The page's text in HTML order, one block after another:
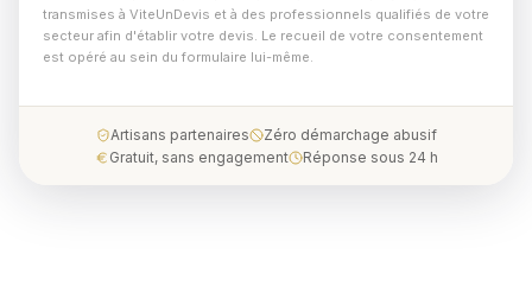
transmises à ViteUnDevis et à des professionnels qualifiés de votre
secteur afin d'établir votre devis. Le recueil de votre consentement
est opéré au sein du formulaire lui-même.
Artisans partenaires
Zéro démarchage abusif
Gratuit, sans engagement
Réponse sous 24 h